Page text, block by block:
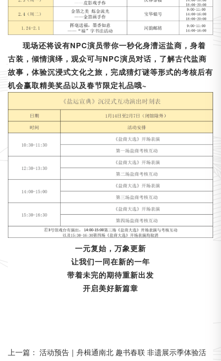
现场还将设有NPC演员带你一秒化身漕运盐商，身着
古装，倾情演绎，观众可与NPC演员对话，了解古代盐商
故事，体验沉浸式文化之旅，完成猜灯谜等形式的考核后有
机会赢取精美奖品以及春节限定礼品哦~
一元复始，万象更新
让我们一同在新的一年
带着未完的期待重新出发
开启美好新篇章
上一篇： 活动预告｜舟楫通南北 趣书春联 非遗展示季体验活